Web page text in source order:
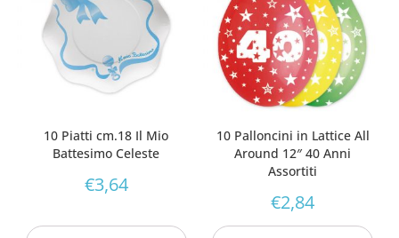
10 Piatti cm.18 Il Mio
Battesimo Celeste
€3,64
10 Palloncini in Lattice All
Around 12″ 40 Anni
Assortiti
€2,84